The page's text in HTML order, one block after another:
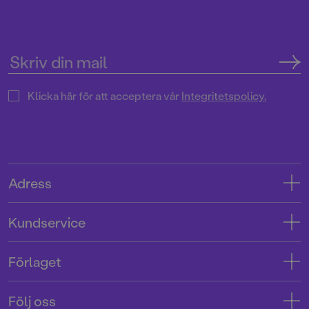
Klicka här för att acceptera vårIntegritetspolicy.
Adress
08-769 88 00
Tryckerigatan 4
103 12 Stockholm
Kundservice
Användarvillkor intressenter
Förlaget
Följ oss